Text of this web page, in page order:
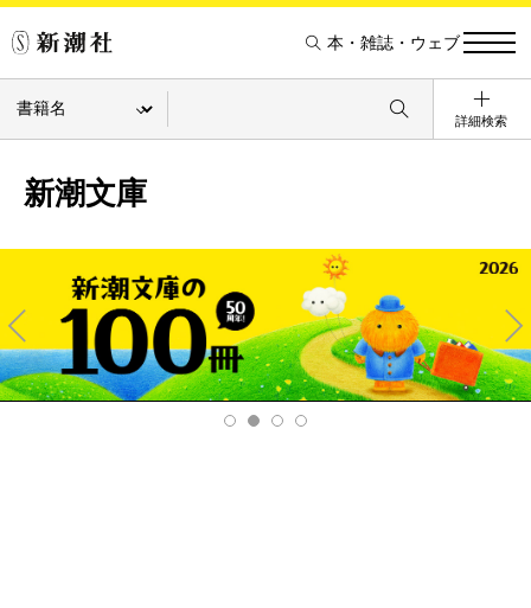
本・雑誌・ウェブ
詳細検索
新潮文庫
Pre
v
Ne
xt